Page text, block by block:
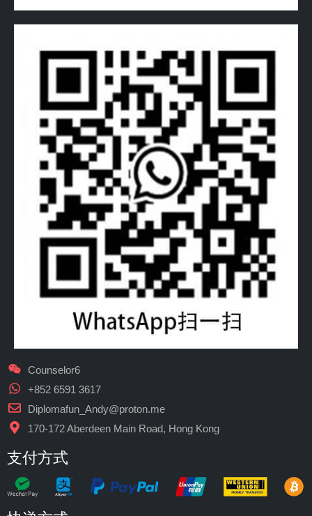
Counselor6
+852 6591 3617
Diplomafun_Andy@proton.me
170-172 Aberdeen Main Road, Hong Kong
支付方式